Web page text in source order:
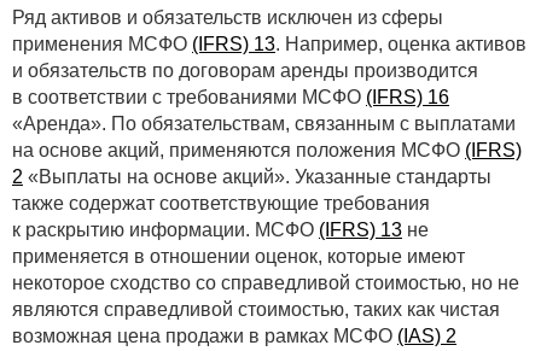
Ряд активов и обязательств исключен из сферы
применения МСФО (IFRS) 13. Например, оценка активов
и обязательств по договорам аренды производится
в соответствии с требованиями МСФО (IFRS) 16
«Аренда». По обязательствам, связанным с выплатами
на основе акций, применяются положения МСФО (IFRS)
2 «Выплаты на основе акций». Указанные стандарты
также содержат соответствующие требования
к раскрытию информации. МСФО (IFRS) 13 не
применяется в отношении оценок, которые имеют
некоторое сходство со справедливой стоимостью, но не
являются справедливой стоимостью, таких как чистая
возможная цена продажи в рамках МСФО (IAS) 2